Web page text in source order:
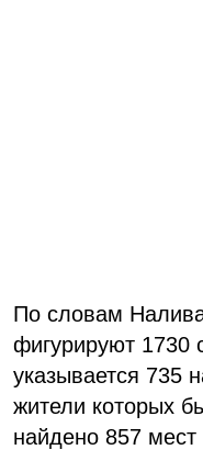
По словам
фигурируют 1730
указывается 735
жители которых
найдено 857